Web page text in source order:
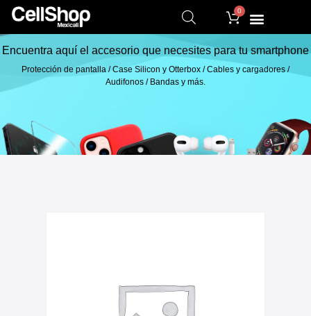
0
Encuentra aquí el accesorio que necesites para tu smartphone
Protección de pantalla / Case Silicon y Otterbox / Cables y cargadores /
Audifonos / Bandas y más.